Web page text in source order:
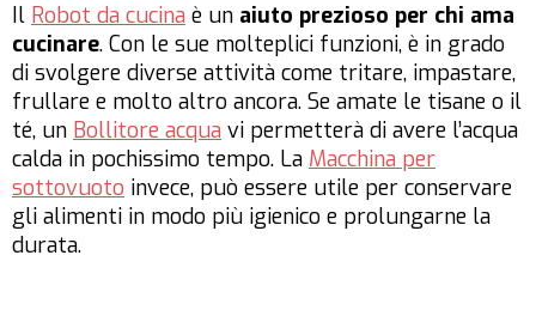
Il Robot da cucina è un aiuto prezioso per chi ama
cucinare. Con le sue molteplici funzioni, è in grado
di svolgere diverse attività come tritare, impastare,
frullare e molto altro ancora. Se amate le tisane o il
té, un Bollitore acqua vi permetterà di avere l’acqua
calda in pochissimo tempo. La Macchina per
sottovuoto invece, può essere utile per conservare
gli alimenti in modo più igienico e prolungarne la
durata.